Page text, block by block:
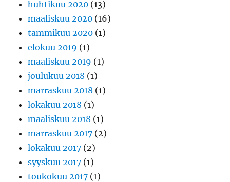
huhtikuu 2020 (13)
maaliskuu 2020 (16)
tammikuu 2020 (1)
elokuu 2019 (1)
maaliskuu 2019 (1)
joulukuu 2018 (1)
marraskuu 2018 (1)
lokakuu 2018 (1)
maaliskuu 2018 (1)
marraskuu 2017 (2)
lokakuu 2017 (2)
syyskuu 2017 (1)
toukokuu 2017 (1)